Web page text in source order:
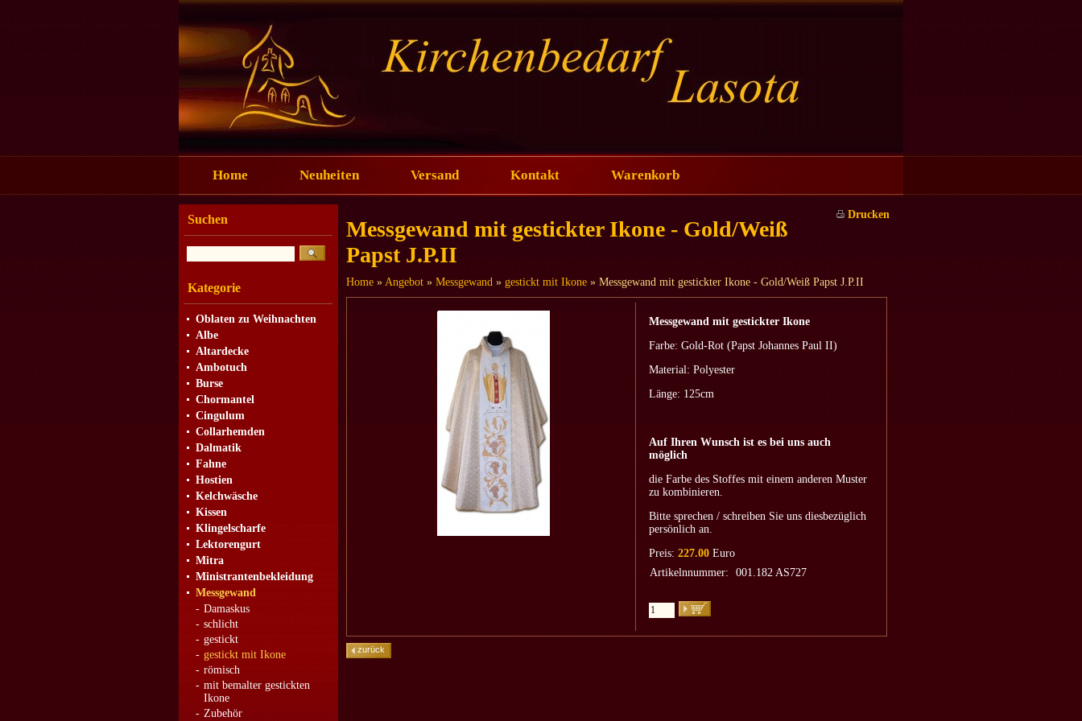
Home Neuheiten Versand Kontakt Warenkorb
Suchen
Kategorie
Oblaten zu Weihnachten
Albe
Altardecke
Ambotuch
Burse
Chormantel
Cingulum
Collarhemden
Dalmatik
Fahne
Hostien
Kelchwäsche
Kissen
Klingelscharfe
Lektorengurt
Mitra
Ministrantenbekleidung
Messgewand
- Damaskus
- schlicht
- gestickt
- gestickt mit Ikone
- römisch
- mit bemalter gestickten
Ikone
- Zubehör
Drucken
Messgewand mit gestickter Ikone - Gold/Weiß
Papst J.P.II
Home » Angebot » Messgewand » gestickt mit Ikone » Messgewand mit gestickter Ikone - Gold/Weiß Papst J.P.II
Messgewand mit gestickter Ikone
Farbe: Gold-Rot (Papst Johannes Paul II)
Material: Polyester
Länge: 125cm
Auf Ihren Wunsch ist es bei uns auch
möglich
die Farbe des Stoffes mit einem anderen Muster
zu kombinieren.
Bitte sprechen / schreiben Sie uns diesbezüglich
persönlich an.
Preis: 227.00 Euro
Artikelnnummer:
001.182 AS727
zurück